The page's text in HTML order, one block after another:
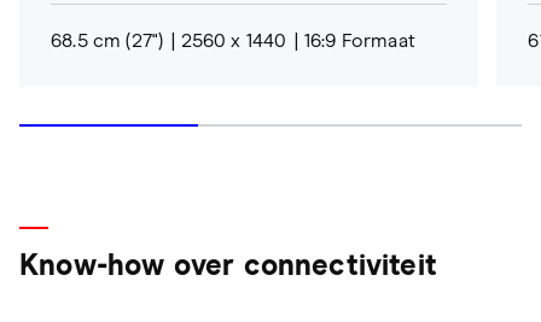
68.5 cm (27") 2560 x 1440 16:9 Formaat
Know-how over connectiviteit